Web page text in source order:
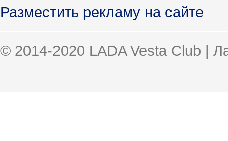
Разместить рекламу на сайте
© 2014-2020 LADA Vesta Club |